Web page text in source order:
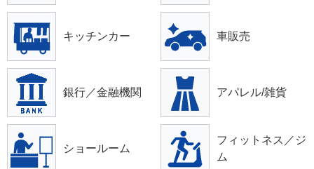
キッチンカー 車販売
銀行／金融機関 アパレル/雑貨
ショールーム
フィットネス／ジ
ム